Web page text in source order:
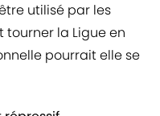
utilisé par les
la Ligue en
pourrait elle se